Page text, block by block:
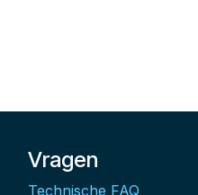
Vragen
Technische FAQ